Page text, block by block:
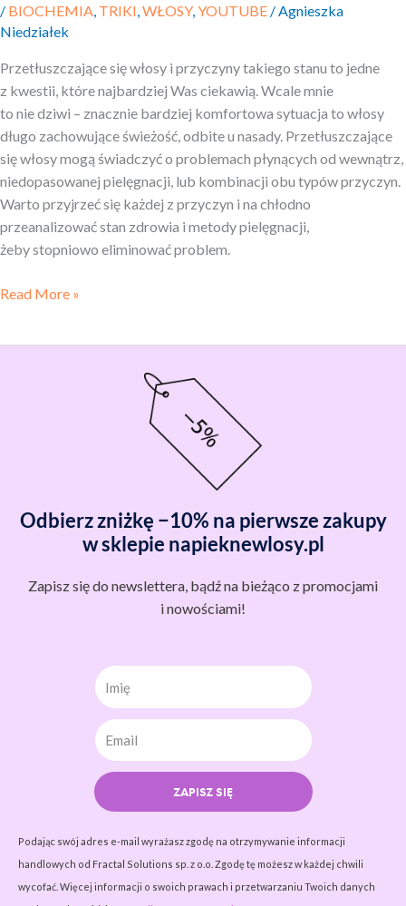
/ BIOCHEMIA TRIKI WŁOSY, YOUTUBE / Agnieszka
Niedziałek
Przetłuszczające się włosy i przyczyny takiego stanu to jedne
z kwestii, które najbardziej Was ciekawią. Wcale mnie
to nie dziwi – znacznie bardziej komfortowa sytuacja to włosy
długo zachowujące świeżość, odbite u nasady. Przetłuszczające
się włosy mogą świadczyć o problemach płynących od wewnątrz,
niedopasowanej pielęgnacji, lub kombinacji obu typów przyczyn.
Warto przyjrzeć się każdej z przyczyn i na chłodno
przeanalizować stan zdrowia i metody pielęgnacji,
żeby stopniowo eliminować problem.
Read More »
Odbierz zniżkę −10% na pierwsze zakupy
w sklepie napieknewlosy.pl
Zapisz się do newslettera, bądź na bieżąco z promocjami
i nowościami!
Imię
ZAPISZ SIĘ
Podając swój adres e-mail wyrażasz zgodę na otrzymywanie informacji
handlowych od Fractal Solutions sp. z o.o. Zgodę tę możesz w każdej chwili
wycofać. Więcej informacji o swoich prawach i przetwarzaniu Twoich danych